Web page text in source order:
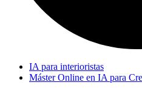
IA para interioristas
Máster Online en IA para